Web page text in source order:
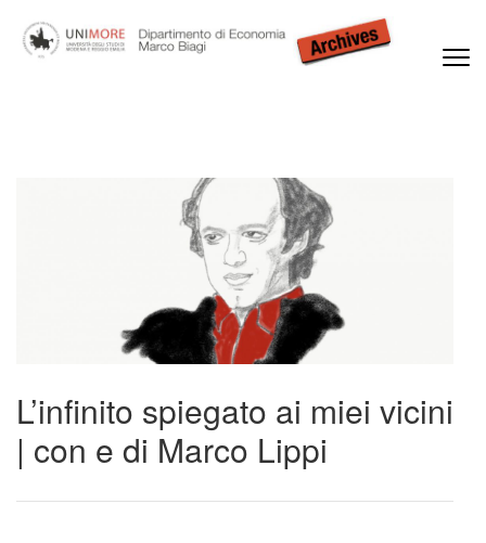
contenuto
L’infinito spiegato ai miei vicini
| con e di Marco Lippi